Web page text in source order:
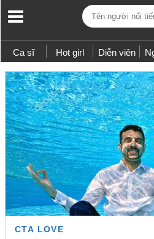
Ca sĩ Hot girl Diễn viên